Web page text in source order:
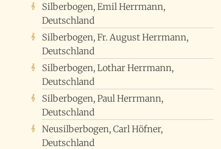
Silberbogen, Emil Herrmann,
Deutschland
Silberbogen, Fr. August Herrmann,
Deutschland
Silberbogen, Lothar Herrmann,
Deutschland
Silberbogen, Paul Herrmann,
Deutschland
Neusilberbogen, Carl Höfner,
Deutschland